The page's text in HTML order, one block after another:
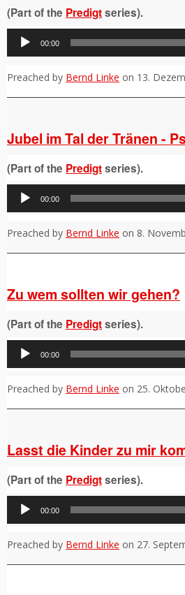
(Part of the Predigtseries).
Audio-
Player
00:00
Preached by Bernd Linke on 13.
Jubel im Tal der Tränen -
(Part of the Predigtseries).
Audio-
Player
00:00
Preached by Bernd Linke on 8.
Zu wem sollten wir gehen?
(Part of the Predigtseries).
Audio-
Player
00:00
Preached by Bernd Linke on 25.
Lasst die Kinder zu mir
(Part of the Predigtseries).
Audio-
Player
00:00
Preached by Bernd Linke on 27.